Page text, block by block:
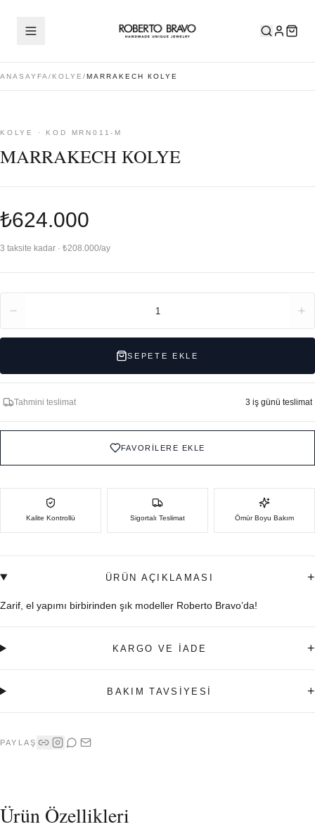
ANASAYFA / KOLYE /MARRAKECH КOLYE
KOLYE · KOD MRN011-M
MARRAKECH КOLYE
₺624.000
3 taksite kadar · ₺208.000/ay
1
SEPETE EKLE
Tahmini teslimat 3 iş günü teslimat
FAVORİLERE EKLE
Kalite Kontrollü Sigortalı Teslimat Ömür Boyu Bakım
ÜRÜN AÇIKLAMASI +
Zarif, el yapımı birbirinden şık modeller Roberto Bravo’da!
KARGO VE İADE +
BAKIM TAVSİYESİ +
PAYLAŞ
Ürün Özellikleri